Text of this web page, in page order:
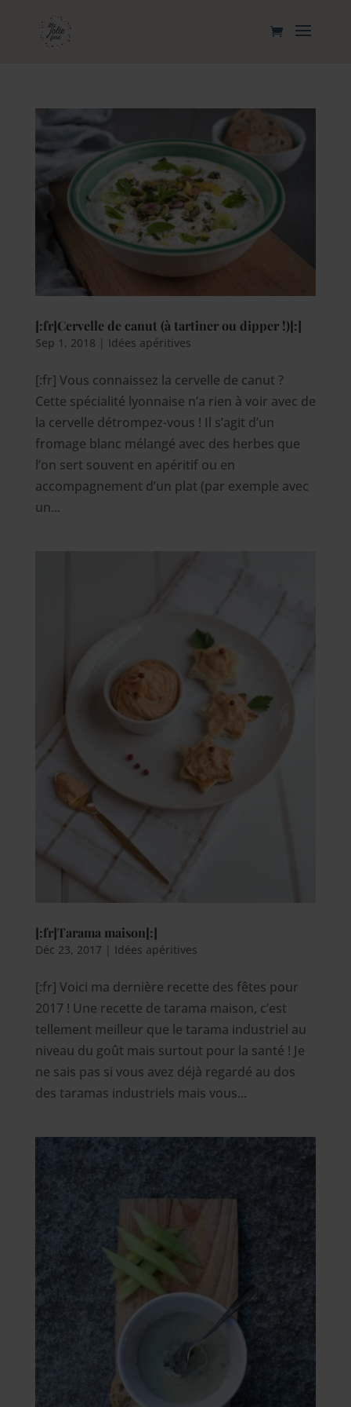
[:fr]Cervelle de canut (à tartiner ou dipper !)[:]
Sep 1, 2018 | Idées apéritives
[:fr] Vous connaissez la cervelle de canut ?
Cette spécialité lyonnaise n’a rien à voir avec de
la cervelle détrompez-vous ! Il s’agit d’un
fromage blanc mélangé avec des herbes que
l’on sert souvent en apéritif ou en
accompagnement d’un plat (par exemple avec
un...
[:fr]Tarama maison[:]
Déc 23, 2017 | Idées apéritives
[:fr] Voici ma dernière recette des fêtes pour
2017 ! Une recette de tarama maison, c’est
tellement meilleur que le tarama industriel au
niveau du goût mais surtout pour la santé ! Je
ne sais pas si vous avez déjà regardé au dos
des taramas industriels mais vous...